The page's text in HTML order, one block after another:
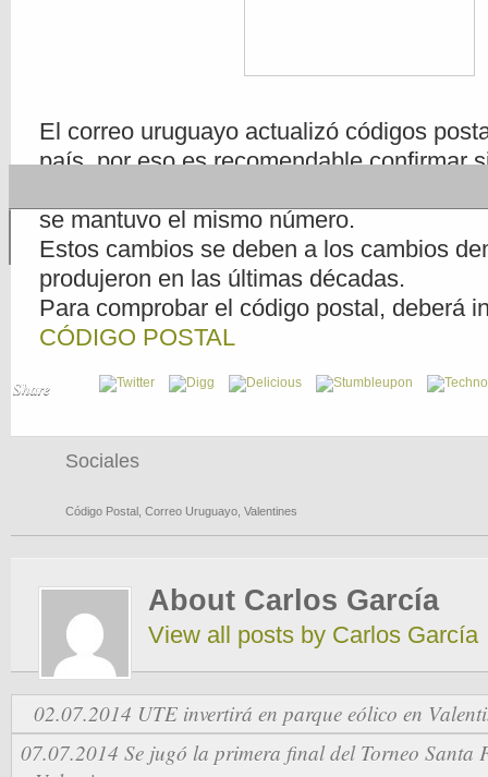
El correo uruguayo actualizó códigos
país, por eso es recomendable confirmar
se mantuvo el mismo número.
Estos cambios se deben a los cambios
produjeron en las últimas décadas.
Para comprobar el código postal, deberá
CÓDIGO POSTAL
Share
Sociales
Código Postal Correo Uruguayo Valentines
About Carlos García
View all posts by Carlos García
02.07.2014 UTE invertirá en parque eólico en
07.07.2014 Se jugó la primera final del Torneo Santa